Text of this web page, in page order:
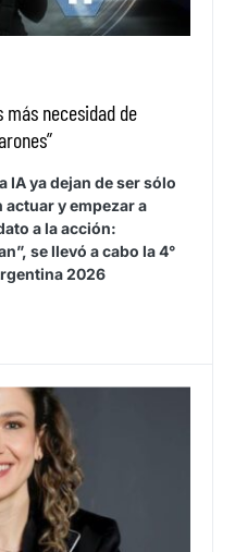
más necesidad de
IA ya dejan de ser sólo
actuar y empezar a
a la acción:
se llevó a cabo la 4°
2026